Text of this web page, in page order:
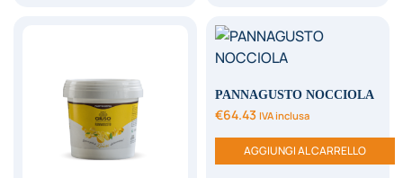
PANNAGUSTO NOCCIOLA
€64.43 IVA inclusa
AGGIUNGI AL CARRELLO